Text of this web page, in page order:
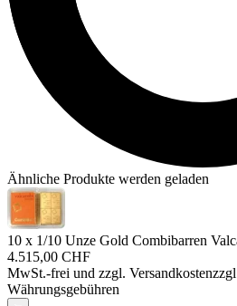
Ähnliche Produkte werden geladen
10 x 1/10 Unze Gold Combibarren
4.515,00 CHF
MwSt.-frei und zzgl. Versandkosten
Währungsgebühren